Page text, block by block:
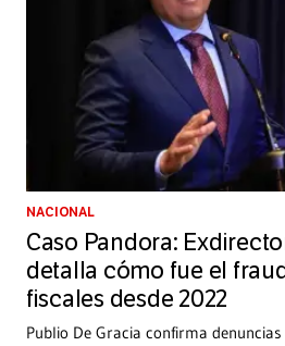
NACIONAL
Caso Pandora:
detalla cómo fue el
fiscales desde 2022
Publio De Gracia confirma